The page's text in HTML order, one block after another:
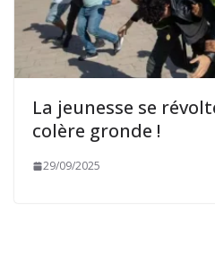
La jeunesse se
colère gronde !
29/09/2025